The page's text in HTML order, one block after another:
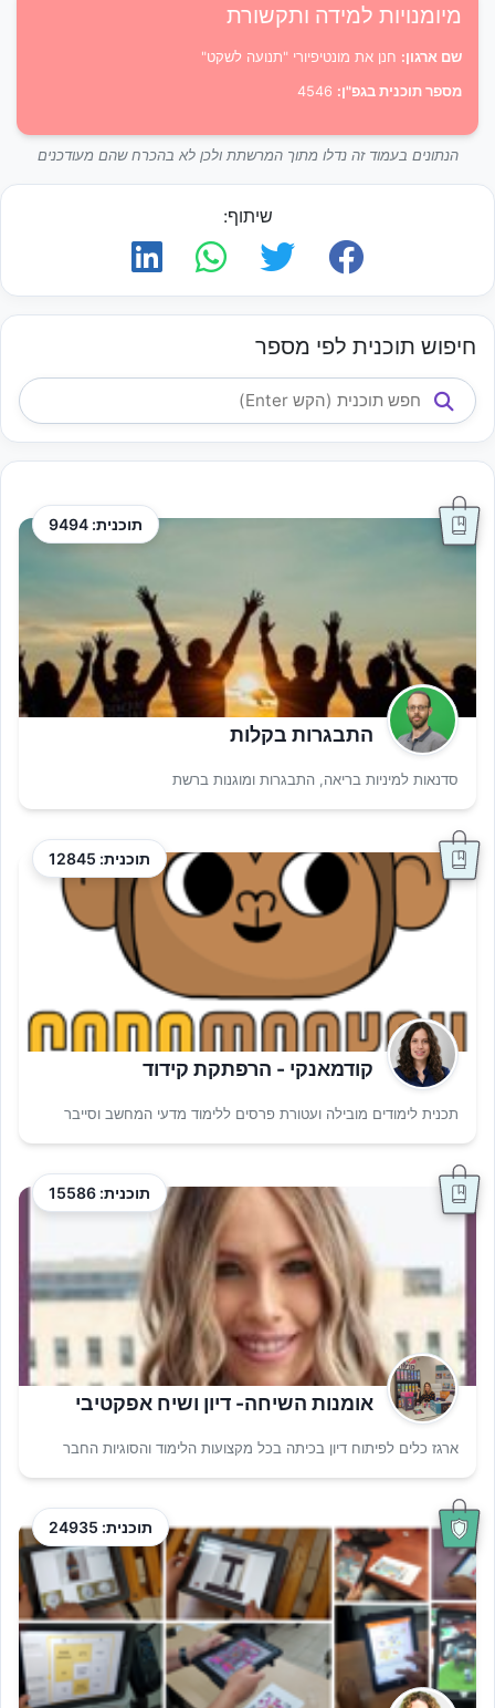
מיומנויות למידה ותקשורת
שם ארגון: חנן את מונטיפיורי "תנועה לשקט"
מספר תוכנית בגפ"ן:
הנתונים בעמוד זה נדלו מתוך המרשתת ולכן לא בהכרח שהם מעודכנים
שיתוף:
חיפוש תוכנית לפי מספר
תוכנית: 9494
התבגרות בקלות
סדנאות למיניות בריאה, התבגרות ומוגנות ברשת
תוכנית: 12845
קודמאנקי - הרפתקת קידוד
תכנית לימודים מובילה ועטורת פרסים ללימוד מדעי המחשב וסייבר
תוכנית: 15586
אומנות השיחה- דיון ושיח אפקטיבי
ארגז כלים לפיתוח דיון בכיתה בכל מקצועות הלימוד והסוגיות החבר
תוכנית: 24935